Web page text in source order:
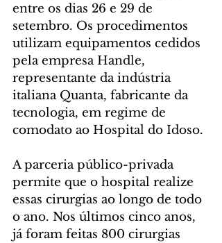
entre os dias 26 e 29 de
setembro. Os procedimentos
utilizam equipamentos cedidos
pela empresa Handle,
representante da indústria
italiana Quanta, fabricante da
tecnologia, em regime de
comodato ao Hospital do Idoso.
A parceria público-privada
permite que o hospital realize
essas cirurgias ao longo de todo
o ano. Nos últimos cinco anos,
já foram feitas 800 cirurgias